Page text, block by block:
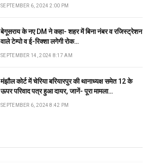
SEPTEMBER 6, 2024 2:00 PM
बेगूसराय के नए DM ने कहा- शहर में बिना नंबर व रजिस्ट्रेशन
वाले टेम्पो व ई-रिक्शा लगेगी रोक…
SEPTEMBER 14, 2024 8:17 AM
मंझौल कोर्ट में चेरिया बरियारपुर की थानाध्यक्ष समेत 12 के
ऊपर परिवाद पत्र हुआ दायर, जानें- पूरा मामला…
SEPTEMBER 6, 2024 8:42 PM